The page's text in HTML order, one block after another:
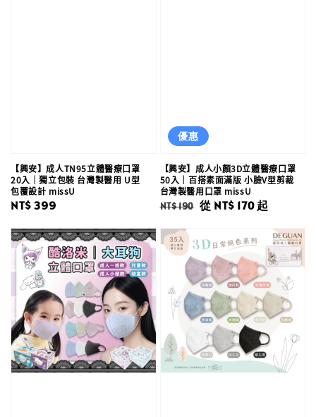
【興安】成人TN95立體醫療口罩
20入｜獨立包裝 台灣製醫用 U型
包覆設計 missU
Regular
NT$ 399
優惠
【興安】成人小顏3D立體醫療口罩
50入｜百搭素面滿版 小臉V型剪裁
台灣製醫用口罩 missU
Regular
NT$ 190 Sale
從 NT$ 170起